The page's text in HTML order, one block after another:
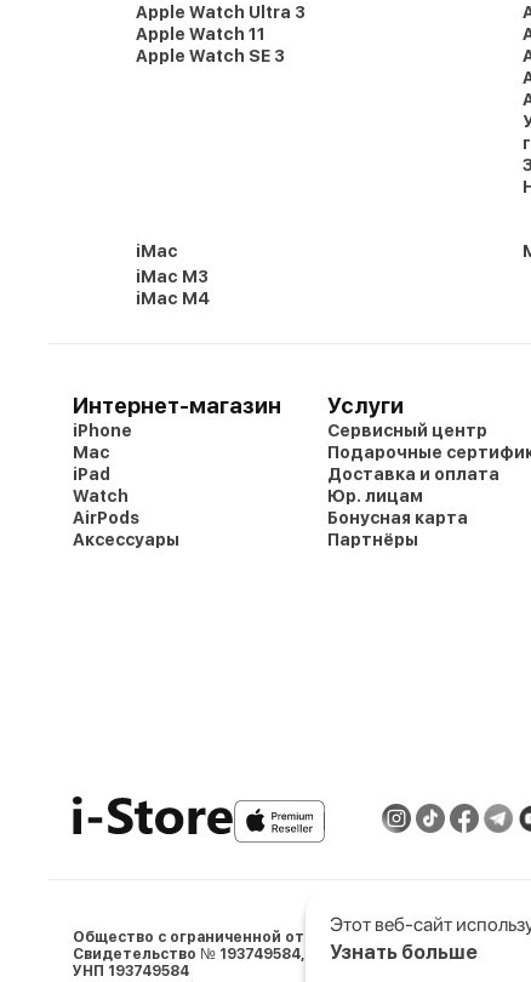
Apple Watch Ultra 3
Apple Watch 11
Apple Watch SE 3
iMac
iMac M3
iMac M4
Интернет-магазин
iPhone
Mac
iPad
Watch
AirPods
Аксессуары
Услуги
Сервисный центр
Подарочные
Доставка и оплата
Юр. лицам
Бонусная карта
Партнёры
Общество с ограниченной ответственностью «АйСтор
Свидетельство № 193749584, выдано 05.03.2024 Минским
УНП 193749584
Этот веб-сайт
Узнать больше